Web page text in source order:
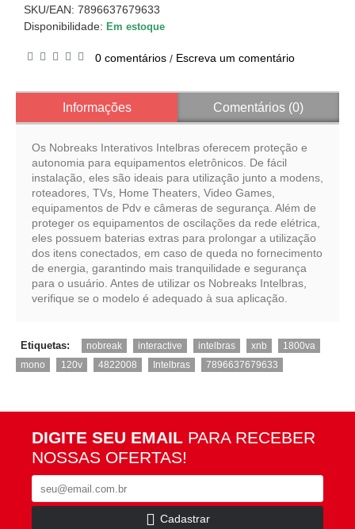
SKU/EAN: 7896637679633
Disponibilidade: Em estoque
0 comentários / Escreva um comentário
Informações Comentários (0)
Os Nobreaks Interativos Intelbras oferecem proteção e
autonomia para equipamentos eletrônicos. De fácil
instalação, eles são ideais para utilização junto a modens,
roteadores, TVs, Home Theaters, Video Games,
equipamentos de Pdv e câmeras de segurança. Além de
proteger os equipamentos de oscilações da rede elétrica,
eles possuem baterias extras para prolongar a utilização
dos itens conectados, em caso de queda no fornecimento
de energia, garantindo mais tranquilidade e segurança
para o usuário. Antes de utilizar os Nobreaks Intelbras,
verifique se o modelo é adequado à sua aplicação.
Etiquetas: nobreak interactive intelbras xnb 1800va
mono 120v 4822008 Intelbras 7896637679633
DIGITE SEU EMAIL PARA RECEBER
NOSSAS OFERTAS!
Cadastrar